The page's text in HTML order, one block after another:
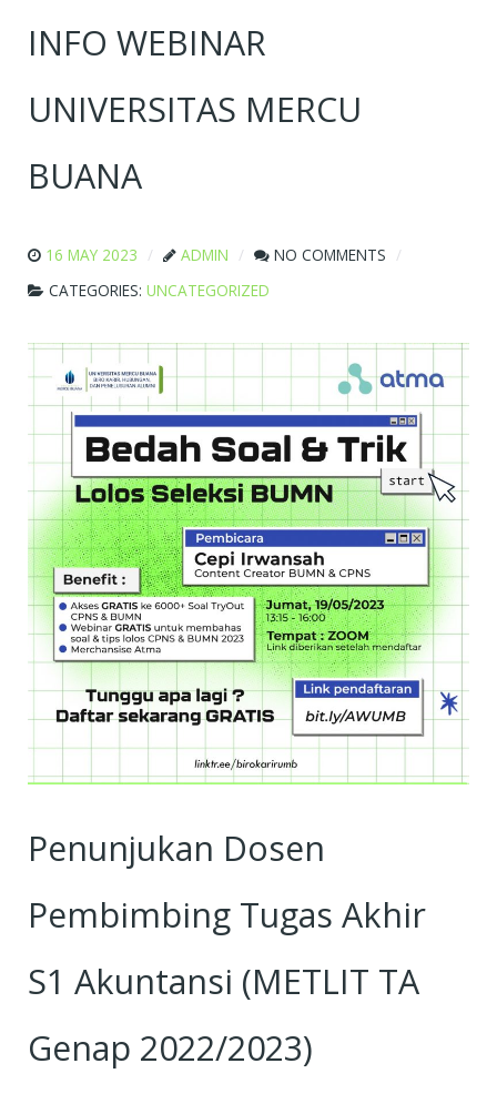
INFO WEBINAR
UNIVERSITAS MERCU
BUANA
16 MAY 2023 ADMIN
NO COMMENTS
CATEGORIES: UNCATEGORIZED
Penunjukan Dosen
Pembimbing Tugas Akhir
S1 Akuntansi (METLIT TA
Genap 2022/2023)